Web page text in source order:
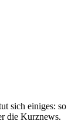
sich einiges:
die Kurznews.